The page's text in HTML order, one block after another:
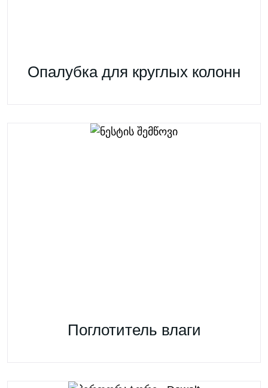
Опалубка для круглых колонн
Поглотитель влаги